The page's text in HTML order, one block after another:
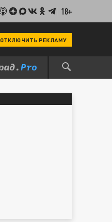
18+
ОТКЛЮЧИТЬ РЕКЛАМУ